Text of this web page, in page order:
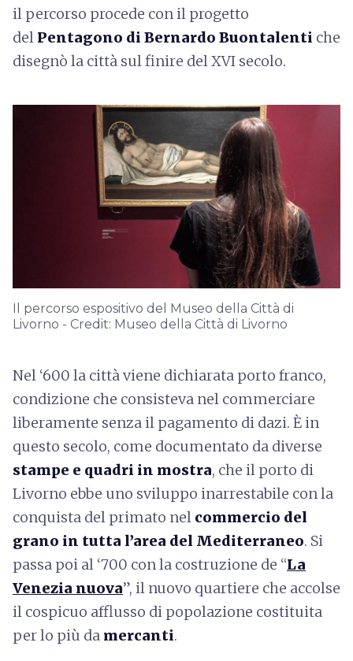
il percorso procede con il progetto
del Pentagono di Bernardo Buontalenti che
disegnò la città sul finire del XVI secolo.
Il percorso espositivo del Museo della Città di
Livorno - Credit: Museo della Città di Livorno
Nel ‘600 la città viene dichiarata porto franco,
condizione che consisteva nel commerciare
liberamente senza il pagamento di dazi. È in
questo secolo, come documentato da diverse
stampe e quadri in mostra, che il porto di
Livorno ebbe uno sviluppo inarrestabile con la
conquista del primato nel commercio del
grano in tutta l’area del Mediterraneo. Si
passa poi al ‘700 con la costruzione de “La
Venezia nuova”, il nuovo quartiere che accolse
il cospicuo afflusso di popolazione costituita
per lo più da mercanti.